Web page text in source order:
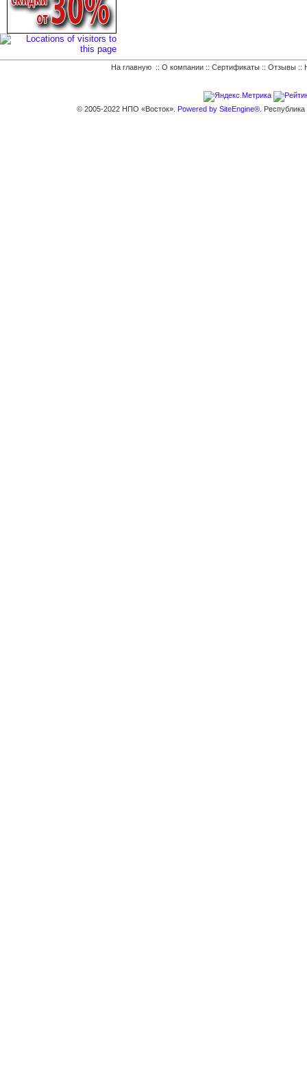
На главную :: О компании :: Сертификаты :: Отзывы ::
© 2005-2022 НПО «Восток». Powered by SiteEngine®.